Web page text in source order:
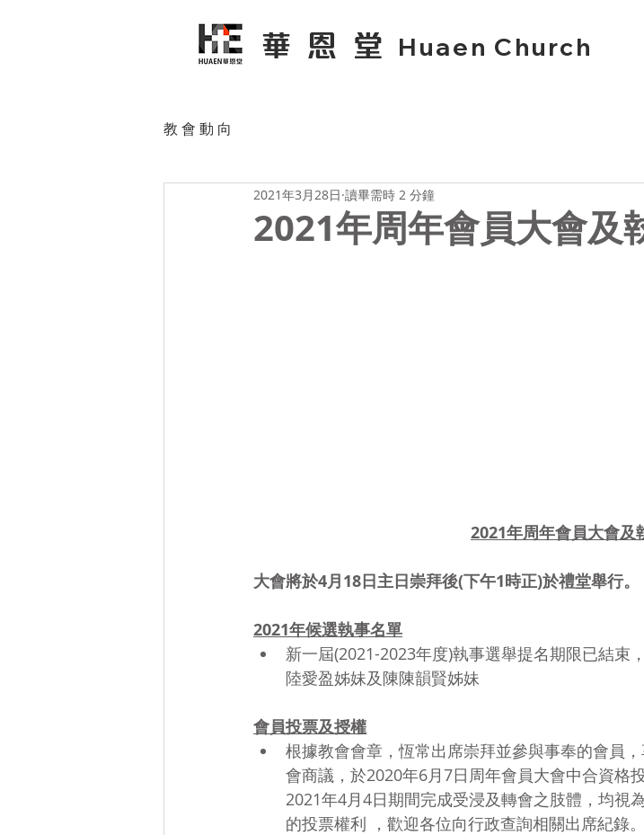
Huaen Church
華恩堂
教 會 動 向
2021年周年會員大會及
2021年3月28日 讀畢需時 2 分鐘
2021年周年會員大會及
大會將於4月18日主日崇拜後(下午1時正)於禮堂舉行。
2021年候選執事名單
新一屆(2021-2023年度)執事選舉提名期限已結束
陸愛盈姊妹及陳陳韻賢姊妹
會員投票及授權
根據教會會章，恆常出席崇拜並參與事奉的會員
會商議，於2020年6月7日周年會員大會中合資格
2021年4月4日期間完成受浸及轉會之肢體，均視
的投票權利 ，歡迎各位向行政查詢相關出席紀錄。